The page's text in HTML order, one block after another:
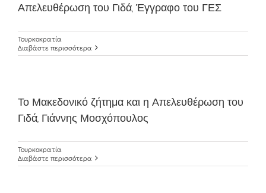
Απελευθέρωση του Γιδά, Έγγραφο του ΓΕΣ
Τουρκοκρατία
Διαβάστε περισσότερα
Το Μακεδονικό ζήτημα και η Απελευθέρωση του
Γιδά, Γιάννης Μοσχόπουλος
Τουρκοκρατία
Διαβάστε περισσότερα